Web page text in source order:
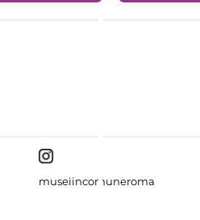
museiincomuneroma